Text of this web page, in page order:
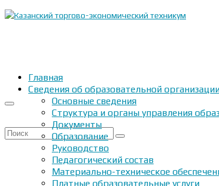
Искать:
Главная
Сведения об образовательной
Основные сведения
Структура и органы управления
Документы
Образование
Руководство
Педагогический состав
Материально-техническое
Платные образовательные услуги